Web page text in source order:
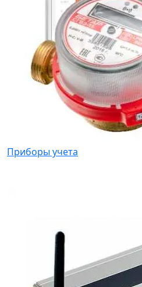
Приборы учета